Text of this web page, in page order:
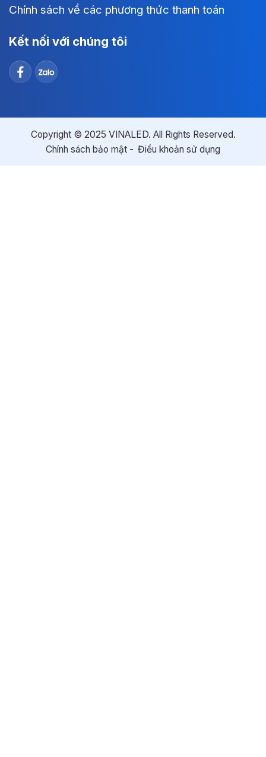
Chính sách về các phương thức thanh toán
Kết nối với chúng tôi
Copyright © 2025 VINALED. All Rights Reserved.
Chính sách bảo mật
Điều khoản sử dụng